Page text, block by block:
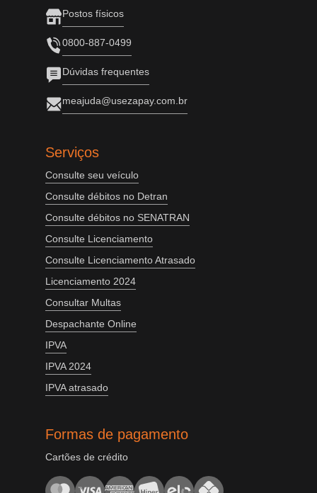
Postos físicos
0800-887-0499
Dúvidas frequentes
meajuda@usezapay.com.br
Serviços
Consulte seu veículo
Consulte débitos no Detran
Consulte débitos no SENATRAN
Consulte Licenciamento
Consulte Licenciamento Atrasado
Licenciamento 2024
Consultar Multas
Despachante Online
IPVA
IPVA 2024
IPVA atrasado
Formas de pagamento
Cartões de crédito